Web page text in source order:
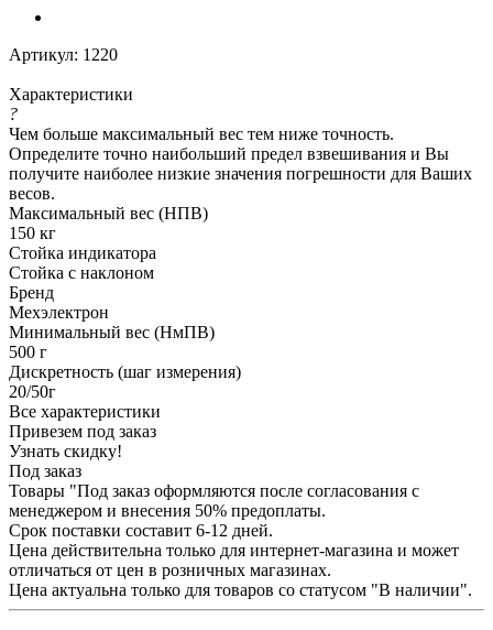
Артикул: 1220
Характеристики
?
Чем больше максимальный вес тем ниже точность.
Определите точно наибольший предел взвешивания и Вы
получите наиболее низкие значения погрешности для Ваших
весов.
Максимальный вес (НПВ)
150 кг
Стойка индикатора
Стойка с наклоном
Бренд
Мехэлектрон
Минимальный вес (НмПВ)
500 г
Дискретность (шаг измерения)
20/50г
Все характеристики
Привезем под заказ
Узнать скидку!
Под заказ
Товары "Под заказ оформляются после согласования с
менеджером и внесения 50% предоплаты.
Срок поставки составит 6-12 дней.
Цена действительна только для интернет-магазина и может
отличаться от цен в розничных магазинах.
Цена актуальна только для товаров со статусом "В наличии".